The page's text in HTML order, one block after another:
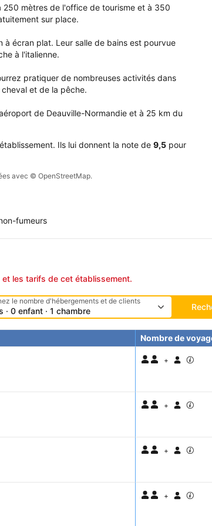
250 mètres de l'office de tourisme et à 350
sur place.
écran plat. Leur salle de bains est pourvue
à l'italienne.
pratiquer de nombreuses activités dans
et de la pêche.
de Deauville-Normandie et à 25 km du
Ils lui donnent la note de 9,5 pour
avec © OpenStreetMap.
fumeurs
les tarifs de cet établissement.
le nombre d'hébergements et de clients
· 0 enfant · 1 chambre
Nombre de
+
+
+
+